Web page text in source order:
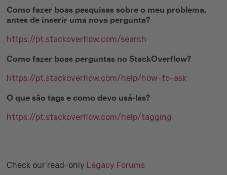
Como fazer boas pesquisas sobre o meu problema,
antes de inserir uma nova pergunta?
https://pt.stackoverflow.com/search
Como fazer boas perguntas no StackOverflow?
https://pt.stackoverflow.com/help/how-to-ask
O que são tags e como devo usá-las?
https://pt.stackoverflow.com/help/tagging
Check our read-only Legacy Forums